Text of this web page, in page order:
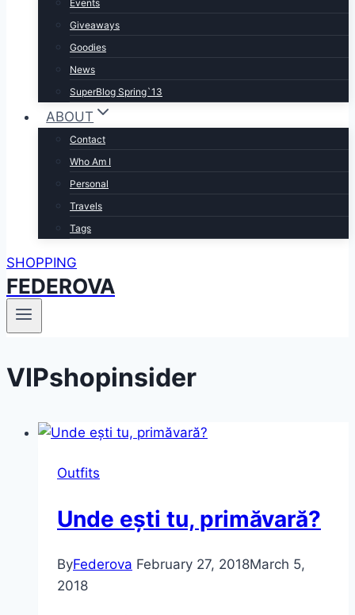
Events
Giveaways
Goodies
News
SuperBlog Spring`13
ABOUT
Contact
Who Am I
Personal
Travels
Tags
SHOPPING
FEDEROVA
VIPshopinsider
Outfits
Unde ești tu, primăvară?
ByFederova February 27, 2018March 5,
2018